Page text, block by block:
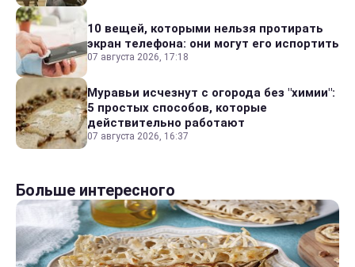
10 вещей, которыми нельзя протирать
экран телефона: они могут его испортить
07 августа 2026, 17:18
Муравьи исчезнут с огорода без "химии":
5 простых способов, которые
действительно работают
07 августа 2026, 16:37
Больше интересного